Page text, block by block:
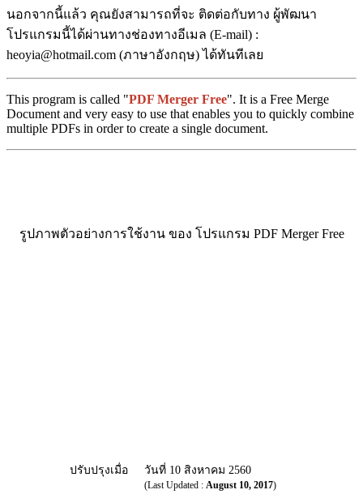
นอกจากนี้แล้ว คุณยังสามารถที่จะ ติดต่อกับทาง ผู้พัฒนา
โปรแกรมนี้ได้ผ่านทางช่องทางอีเมล (E-mail) :
heoyia@hotmail.com (ภาษาอังกฤษ) ได้ทันทีเลย
This program is called "PDF Merger Free". It is a Free Merge
Document and very easy to use that enables you to quickly combine
multiple PDFs in order to create a single document.
รูปภาพตัวอย่างการใช้งาน ของ โปรแกรม PDF Merger Free
ปรับปรุงเมื่อ วันที่ 10 สิงหาคม 2560
(Last Updated : August 10, 2017)